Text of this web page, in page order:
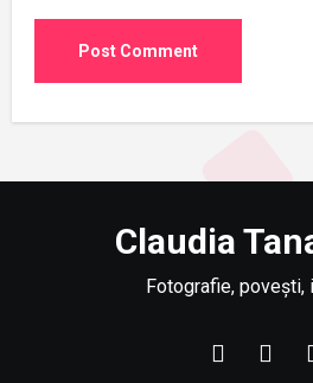
Claudia
Fotografie, povești,